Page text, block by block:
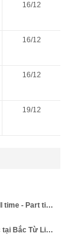
16/12
16/12
16/12
19/12
Quán trái cây, sinh tố Ananas tuyển NV Full time - Part time
Bếp chính kiêm quản lý bếp ăn trường học tại Bắc Từ Liêm